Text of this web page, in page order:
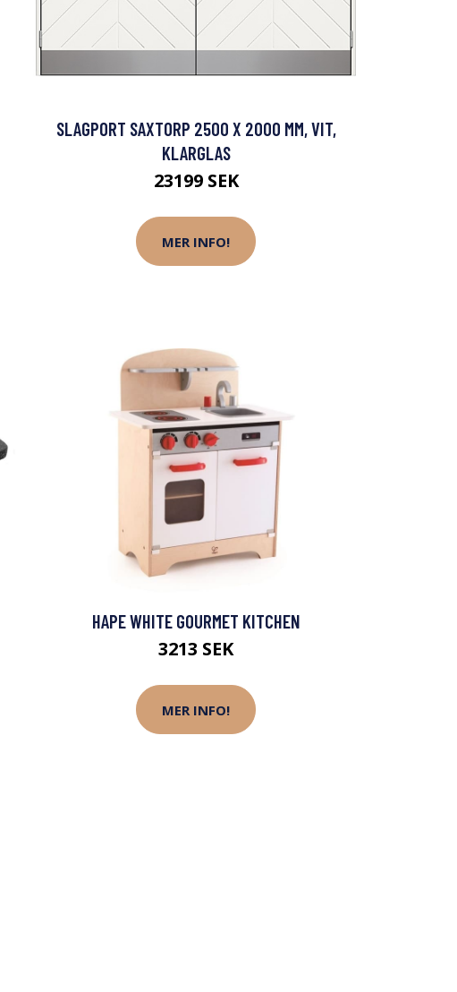
SLAGPORT SAXTORP 2500 X 2000 MM, VIT,
KLARGLAS
23199 SEK
MER INFO!
HAPE WHITE GOURMET KITCHEN
3213 SEK
MER INFO!